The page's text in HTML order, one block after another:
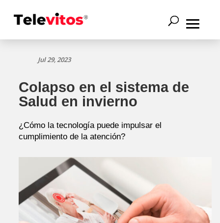
Jul 29, 2023
Colapso en el sistema de
Salud en invierno
¿Cómo la tecnología puede impulsar el
cumplimiento de la atención?